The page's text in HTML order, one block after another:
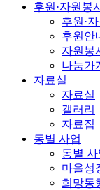
후원·자원봉
후원·
후원안
자원봉
나눔가
자료실
자료실
갤러리
자료집
동별 사업
동별 사
마을성
희망동